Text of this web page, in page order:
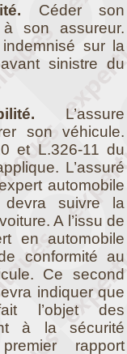
Céder son
son assureur.
sur la
sinistre du
L’assure
son véhicule.
et L.326-11 du
L’assuré
automobile
suivre la
A l’issu de
en automobile
conformité au
Ce second
indiquer que
l’objet des
à la sécurité
rapport